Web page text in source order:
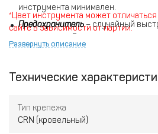
инструмента минимален.
Предохранитель– случайный
невозможен. Для выстрела нужно
материалу.
рукой.
легковоспламеняющиеся
*Цвет инструмента может
сайте в зависимости от партии.
Развернуть описание
Технические
Тип крепежа
CRN (кровельный)